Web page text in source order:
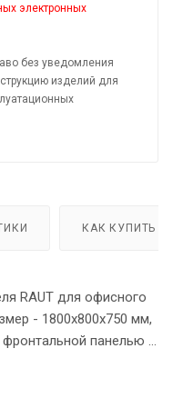
электронных
без уведомления
изделий для
КАК КУПИТЬ
RAUT для офисного
- 1800х800х750 мм,
панелью и
столешницы –